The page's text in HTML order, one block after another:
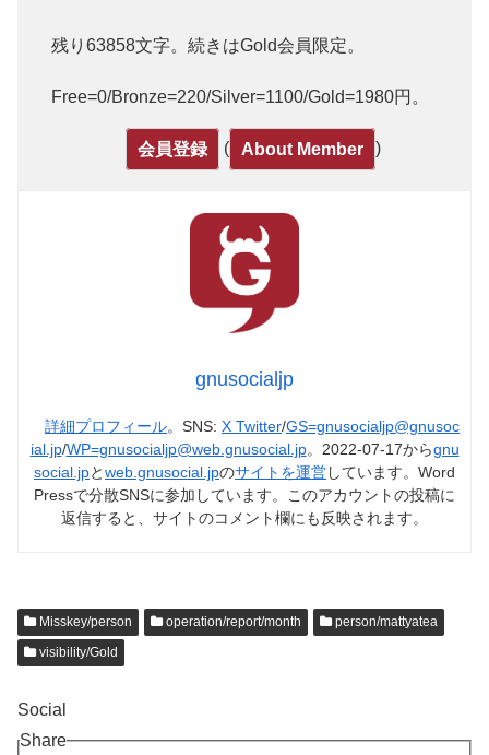
残り63858文字。続きはGold会員限定。
Free=0/Bronze=220/Silver=1100/Gold=1980円。
会員登録 ( About Member )
gnusocialjp
詳細プロフィール。SNS: X Twitter/GS=gnusocialjp@gnusoc
ial.jp/WP=gnusocialjp@web.gnusocial.jp。2022-07-17からgnu
social.jpとweb.gnusocial.jpのサイトを運営しています。Word
Pressで分散SNSに参加しています。このアカウントの投稿に
返信すると、サイトのコメント欄にも反映されます。
Misskey/person operation/report/month
person/mattyatea
visibility/Gold
Social
Share